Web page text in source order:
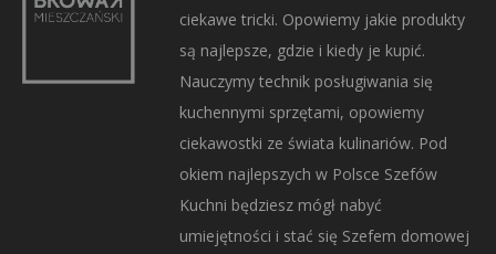
ciekawe tricki. Opowiemy jakie produkty
są najlepsze, gdzie i kiedy je kupić.
Nauczymy technik posługiwania się
kuchennymi sprzętami, opowiemy
ciekawostki ze świata kulinariów. Pod
okiem najlepszych w Polsce Szefów
Kuchni będziesz mógł nabyć
umiejętności i stać się Szefem domowej